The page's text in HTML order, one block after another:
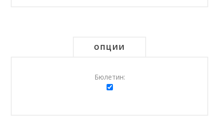
ОПЦИИ
Бюлетин: